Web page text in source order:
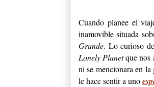
Cuando planee el
inamovible situada
Grande. Lo curioso
Lonely Planetque nos
ni se mencionara en
le hace sentir a uno